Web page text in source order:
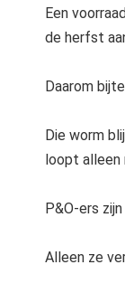
Een
de herfst
Daarom
Die worm
loopt alleen
P&O-ers
Alleen ze